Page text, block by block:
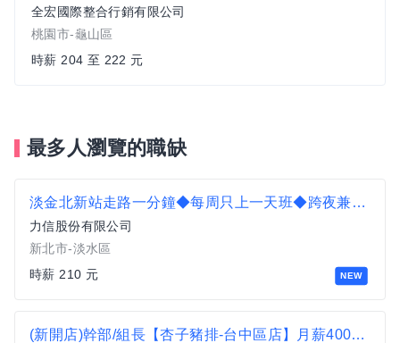
全宏國際整合行銷有限公司
桃園市-龜山區
時薪 204 至 222 元
最多人瀏覽的職缺
NEW
淡金北新站走路一分鐘◆每周只上一天班◆跨夜兼職日領薪◆物流理貨員c1
力信股份有限公司
新北市-淡水區
時薪 210 元
(新開店)幹部/組長【杏子豬排-台中區店】月薪40000-49000#另有門市達標獎金